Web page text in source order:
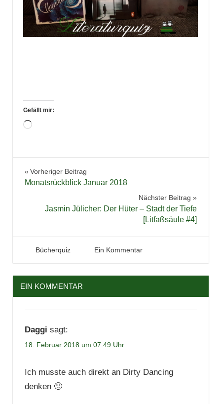
Gefällt mir:
Wird
Gewinnspiel
Literaturquiz
Beitragsnavigation
Vorheriger Beitrag
Monatsrückblick Januar 2018
Nächster Beitrag
Jasmin Jülicher: Der Hüter – Stadt der Tiefe
[Litfaßsäule #4]
18. Februar 2018
Tintenhain
Bücherquiz Ein Kommentar
EIN KOMMENTAR
Daggi sagt:
18. Februar 2018 um 07:49 Uhr
Ich musste auch direkt an Dirty Dancing
denken 🙂